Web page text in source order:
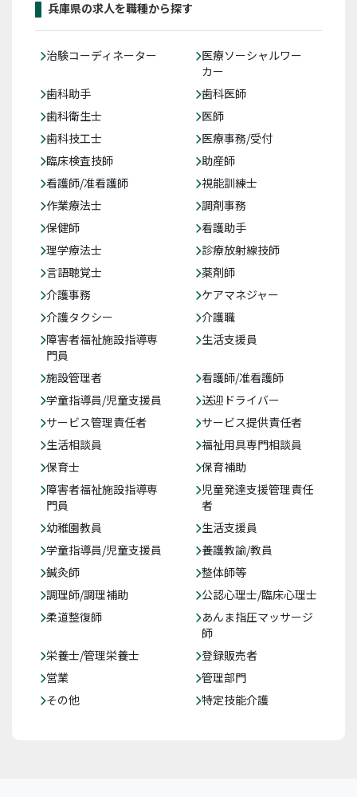
兵庫県の求人を職種から探す
治験コーディネーター
医療ソーシャルワー
カー
歯科助手
歯科医師
歯科衛生士
医師
歯科技工士
医療事務/受付
臨床検査技師
助産師
看護師/准看護師
視能訓練士
作業療法士
調剤事務
保健師
看護助手
理学療法士
診療放射線技師
言語聴覚士
薬剤師
介護事務
ケアマネジャー
介護タクシー
介護職
障害者福祉施設指導専
門員
生活支援員
施設管理者
看護師/准看護師
学童指導員/児童支援員
送迎ドライバー
サービス管理責任者
サービス提供責任者
生活相談員
福祉用具専門相談員
保育士
保育補助
障害者福祉施設指導専
門員
児童発達支援管理責任
者
幼稚園教員
生活支援員
学童指導員/児童支援員
養護教諭/教員
鍼灸師
整体師等
調理師/調理補助
公認心理士/臨床心理士
柔道整復師
あんま指圧マッサージ
師
栄養士/管理栄養士
登録販売者
営業
管理部門
その他
特定技能介護